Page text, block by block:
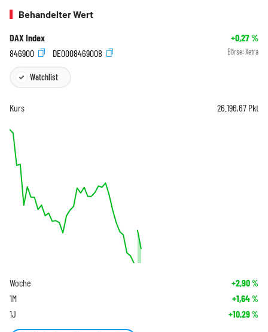
Behandelter Wert
DAX Index +0,27%
846900
DE0008469008 Börse: Xetra
Watchlist
Kurs 26.196,67 Pkt
Woche +2,90%
1M +1,64%
1J +10,29%